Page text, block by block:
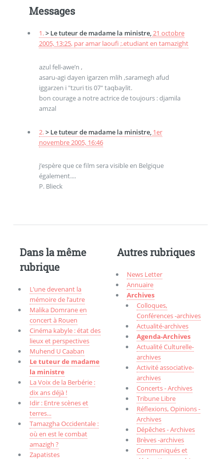
Messages
1.> Le tuteur de madame la ministre,21 octobre
2005, 13:25, paramar laoufi ;.etudiant en tamazight
azul fell-awe’n ,
asaru-agi dayen igarzen mlih ,saramegh afud
iggarzen i "tzuri tis 07" taqbaylit.
bon courage a notre actrice de toujours : djamila
amzal
2.> Le tuteur de madame la ministre, 1er
novembre 2005, 16:46
j’espère que ce film sera visible en Belgique
également....
P. Blieck
Dans la même
rubrique
L’une devenant la
mémoire de l’autre
Malika Domrane en
concert à Rouen
Cinéma kabyle : état des
lieux et perspectives
Muhend U Caaban
Le tuteur de madame
la ministre
La Voix de la Berbérie :
dix ans déjà !
Idir : Entre scènes et
terres...
Tamazgha Occidentale :
où en est le combat
amazigh ?
Zapatistes
Autres rubriques
News Letter
Annuaire
Archives
Colloques,
Conférences -archives
Actualité-archives
Agenda-Archives
Actualité Culturelle-
archives
Activité associative-
archives
Concerts - Archives
Tribune Libre
Réflexions, Opinions -
Archives
Dépêches - Archives
Brèves -archives
Communiqués et